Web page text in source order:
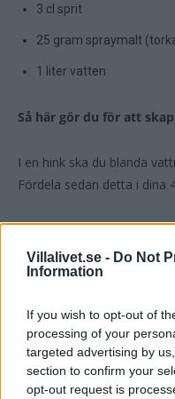
Villalivet.se - Do Not
Information
If you wish to opt-out of
processing of your
targeted advertising by
section to confirm your
opt-out request is
3 cl sprit
25 gram spraymalt
1 liter vatten
Så här gör du för att
I en hink ska du blanda
Fördela sedan detta i dina
I trädgården placerar du
dagar.
skruva på korken och